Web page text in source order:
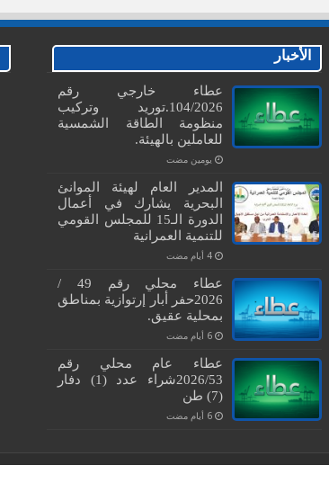
الأخبار
عطاء خارجي رقم
104/2026.توريد وتركيب
منظومة الطاقة الشمسية
للعاملين بالهيئة.
‏يومين مضت
المدير العام لهيئة الموانئ
البحرية يشارك في أعمال
الدورة الـ15 للمجلس القومي
للتنمية العمرانية
‏4 أيام مضت
عطاء محلي رقم 49 /
2026حفر أبار إرتوازية بمناطق
بمحلية عقيق.
‏6 أيام مضت
عطاء عام محلي رقم
2026/53شراء عدد (1) دفار
(7) طن
‏6 أيام مضت